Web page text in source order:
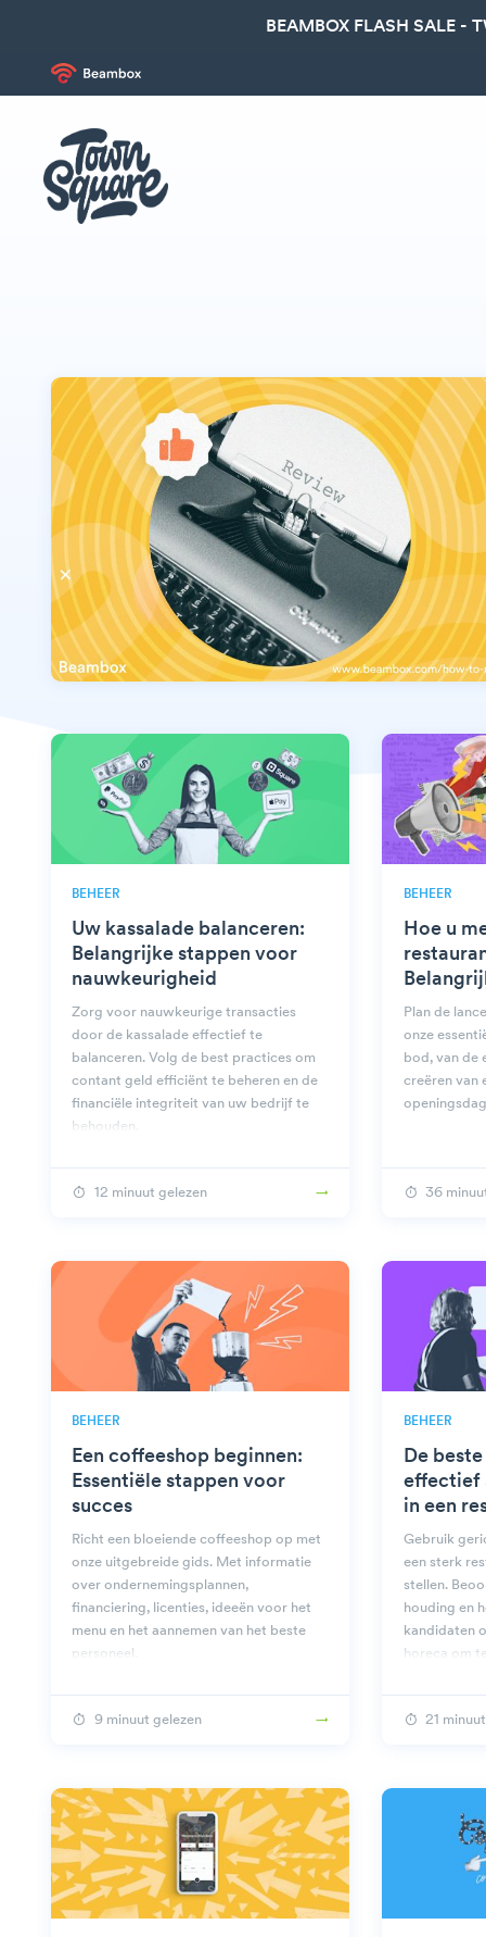
BEAMBOX FLASH SALE -
BEHEER
Uw kassalade balanceren:
Belangrijke stappen voor
nauwkeurigheid
Zorg voor nauwkeurige transacties
door de kassalade effectief te
balanceren. Volg de best practices om
contant geld efficiënt te beheren en de
financiële integriteit van uw bedrijf te
behouden.
12 minuut gelezen
BEHEER
Hoe u
Plan de
onze
bod, van de
creëren van
36
BEHEER
Een coffeeshop beginnen:
Essentiële stappen voor
succes
Richt een bloeiende coffeeshop op met
onze uitgebreide gids. Met informatie
over ondernemingsplannen,
financiering, licenties, ideeën voor het
menu en het aannemen van het beste
personeel.
9 minuut gelezen
BEHEER
De
effectief
in een
Gebruik
een sterk
stellen.
houding en
kandidaten
horeca om
21